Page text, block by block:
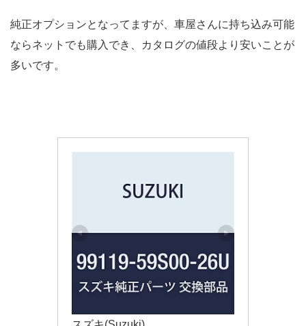
純正オプションとなってますが、車屋さんに持ち込み可能
ならネットでも購入でき、カタログの値段より安いことが
多いです。